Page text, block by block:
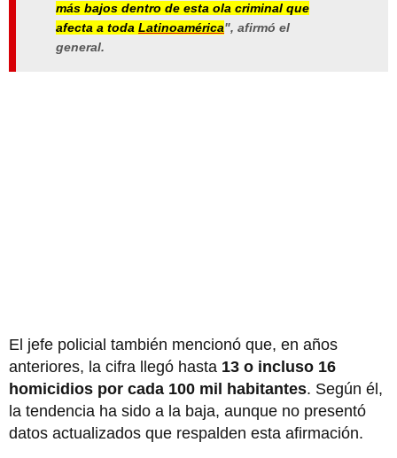
más bajos dentro de esta ola criminal que
afecta a toda Latinoamérica", afirmó el
general.
El jefe policial también mencionó que, en años
anteriores, la cifra llegó hasta 13 o incluso 16
homicidios por cada 100 mil habitantes. Según él,
la tendencia ha sido a la baja, aunque no presentó
datos actualizados que respalden esta afirmación.